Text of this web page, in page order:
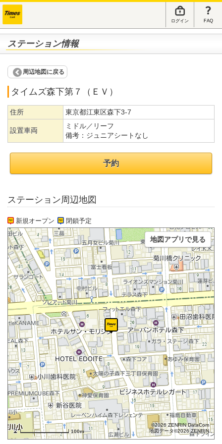
ログイン FAQ
ステーション情報
周辺地図に戻る
タイムズ森下第７（ＥＶ）
住所 東京都江東区森下3-7
設置車両
ミドル／リーフ
備考： ジュニアシートなし
予約
ステーション周辺地図
新規オープン 閉鎖予定
100m
©2026 ZENRIN DataCom
地図データ©2026 ZENRIN
地図アプリで見る